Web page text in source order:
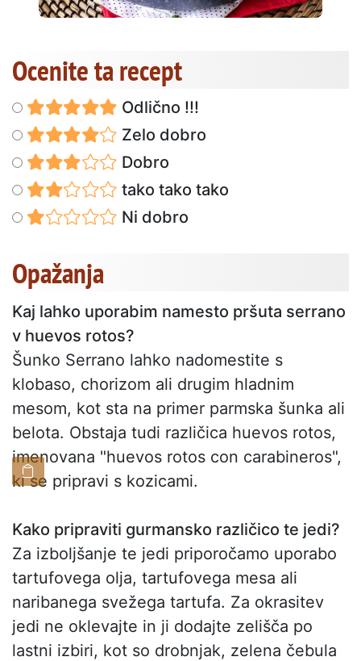
Ocenite ta recept
Odlično !!!
Zelo dobro
Dobro
tako tako tako
Ni dobro
Opažanja
Kaj lahko uporabim namesto pršuta serrano
v huevos rotos?
Šunko Serrano lahko nadomestite s
klobaso, chorizom ali drugim hladnim
mesom, kot sta na primer parmska šunka ali
belota. Obstaja tudi različica huevos rotos,
imenovana "huevos rotos con carabineros",
ki se pripravi s kozicami.
Kako pripraviti gurmansko različico te jedi?
Za izboljšanje te jedi priporočamo uporabo
tartufovega olja, tartufovega mesa ali
naribanega svežega tartufa. Za okrasitev
jedi ne oklevajte in ji dodajte zelišča po
lastni izbiri, kot so drobnjak, zelena čebula